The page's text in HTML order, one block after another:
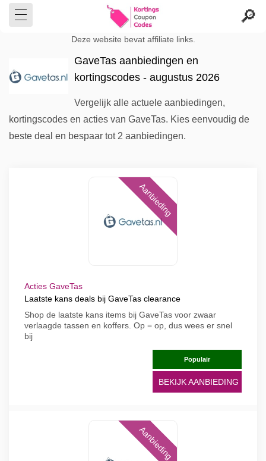
Deze website bevat affiliate links.
GaveTas aanbiedingen en
kortingscodes - augustus 2026
Vergelijk alle actuele aanbiedingen,
kortingscodes en acties van GaveTas. Kies eenvoudig de
beste deal en bespaar tot 2 aanbiedingen.
Aanbieding
Acties GaveTas
Laatste kans deals bij GaveTas clearance
Shop de laatste kans items bij GaveTas voor zwaar
verlaagde tassen en koffers. Op = op, dus wees er snel
bij
Populair
BEKIJK AANBIEDING
Aanbieding